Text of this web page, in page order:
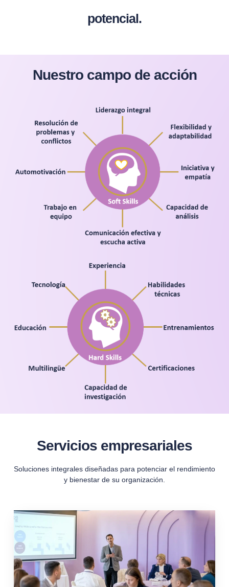
potencial.
Nuestro campo de acción
Servicios empresariales
Soluciones integrales diseñadas para potenciar el rendimiento
y bienestar de su organización.